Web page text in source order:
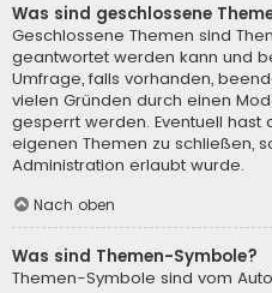
Was sind geschlossene
Geschlossene Themen sind
geantwortet werden kann und
Umfrage, falls vorhanden,
vielen Gründen durch einen
gesperrt werden. Eventuell hast
eigenen Themen zu schließen,
Administration erlaubt wurde.
Nach oben
Was sind Themen-Symbole?
Themen-Symbole sind vom